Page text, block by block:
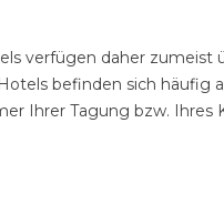
verfügen daher
befinden sich häufig
Ihrer Tagung bzw. Ihres